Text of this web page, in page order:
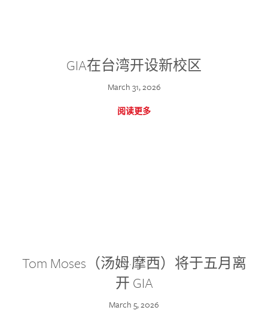
GIA在台湾开设新校区
March 31, 2026
阅读更多
Tom Moses（汤姆·摩西）将于五月离
开 GIA
March 5, 2026